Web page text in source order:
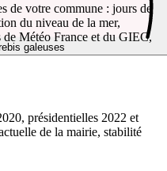
galeuses
de votre commune : jours de
du niveau de la mer,
de Météo France et du GIEC,
présidentielles 2022 et
de la mairie, stabilité